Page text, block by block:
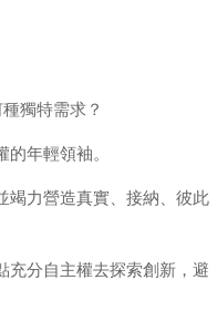
獨特需求？
年輕領袖。
竭力營造真實、接納、彼此
充分自主權去探索創新，避